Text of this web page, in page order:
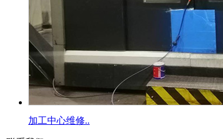
加工中心维修..